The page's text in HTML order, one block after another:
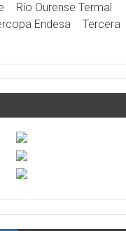
Río Ourense Termal
Endesa
Tercera